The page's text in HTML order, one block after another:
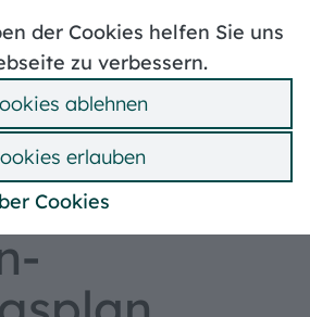
der Cookies helfen Sie uns
zu verbessern.
ablehnen
Cookies
erlauben
Hilfe